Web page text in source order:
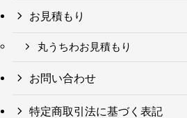
お見積もり
丸うちわお見積もり
お問い合わせ
特定商取引法に基づく表記